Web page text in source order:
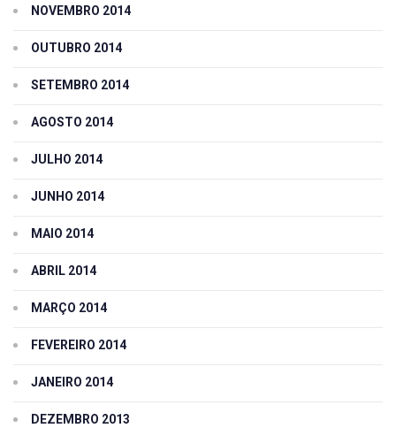
NOVEMBRO 2014
OUTUBRO 2014
SETEMBRO 2014
AGOSTO 2014
JULHO 2014
JUNHO 2014
MAIO 2014
ABRIL 2014
MARÇO 2014
FEVEREIRO 2014
JANEIRO 2014
DEZEMBRO 2013